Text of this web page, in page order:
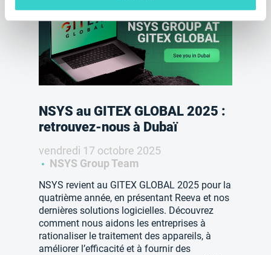
NSYS au GITEX GLOBAL 2025 :
retrouvez-nous à Dubaï
vendredi 17 octobre 2025
NSYS Group Team
NSYS revient au GITEX GLOBAL 2025 pour la
quatrième année, en présentant Reeva et nos
dernières solutions logicielles. Découvrez
comment nous aidons les entreprises à
rationaliser le traitement des appareils, à
améliorer l’efficacité et à fournir des